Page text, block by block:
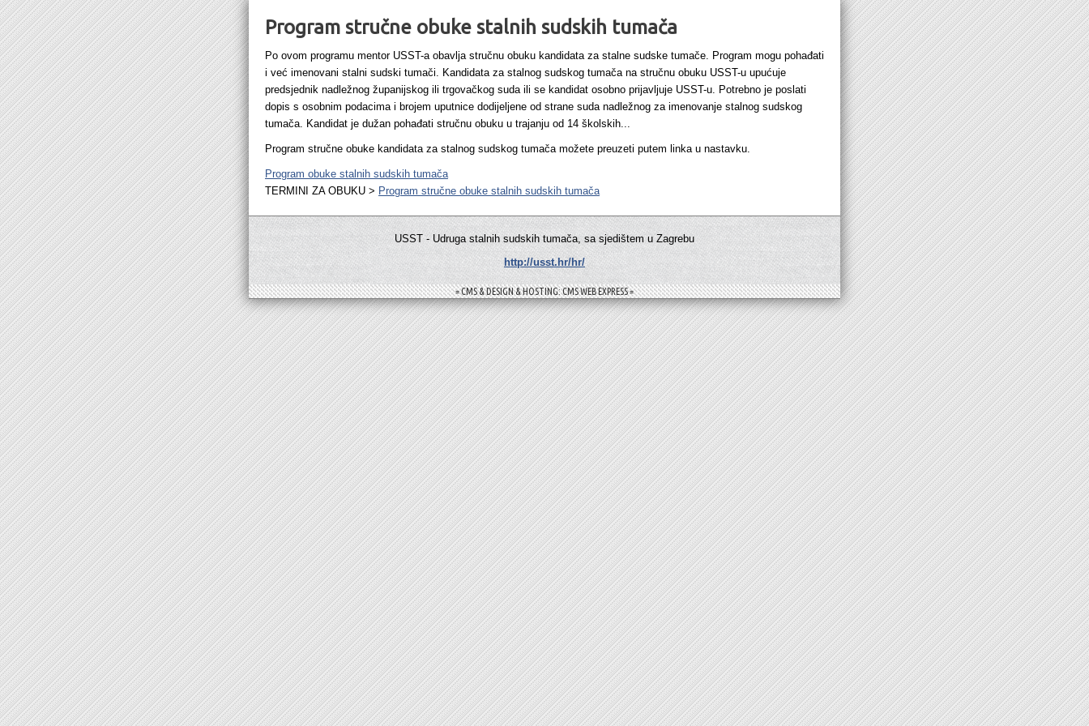
Program stručne obuke stalnih sudskih tumača
Po ovom programu mentor USST-a obavlja stručnu obuku kandidata za stalne sudske tumače. Program mogu pohađati
i već imenovani stalni sudski tumači. Kandidata za stalnog sudskog tumača na stručnu obuku USST-u upućuje
predsjednik nadležnog županijskog ili trgovačkog suda ili se kandidat osobno prijavljuje USST-u. Potrebno je poslati
dopis s osobnim podacima i brojem uputnice dodijeljene od strane suda nadležnog za imenovanje stalnog sudskog
tumača. Kandidat je dužan pohađati stručnu obuku u trajanju od 14 školskih...
Program stručne obuke kandidata za stalnog sudskog tumača možete preuzeti putem linka u nastavku.
Program obuke stalnih sudskih tumača
TERMINI ZA OBUKU > Program stručne obuke stalnih sudskih tumača
USST - Udruga stalnih sudskih tumača, sa sjedištem u Zagrebu
http://usst.hr/hr/
= CMS & DESIGN & HOSTING: CMS WEB EXPRESS =